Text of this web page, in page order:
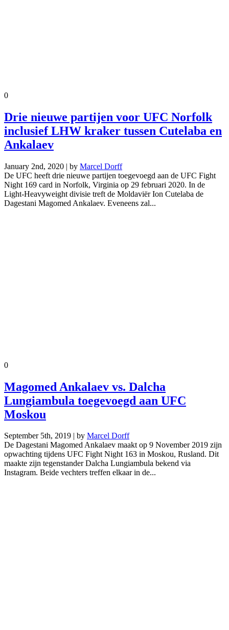
0
Drie nieuwe partijen voor UFC Norfolk
inclusief LHW kraker tussen Cutelaba en
Ankalaev
January 2nd, 2020 | by Marcel Dorff
De UFC heeft drie nieuwe partijen toegevoegd aan de UFC Fight
Night 169 card in Norfolk, Virginia op 29 februari 2020. In de
Light-Heavyweight divisie treft de Moldaviër Ion Cutelaba de
Dagestani Magomed Ankalaev. Eveneens zal...
0
Magomed Ankalaev vs. Dalcha
Lungiambula toegevoegd aan UFC
Moskou
September 5th, 2019 | by Marcel Dorff
De Dagestani Magomed Ankalaev maakt op 9 November 2019 zijn
opwachting tijdens UFC Fight Night 163 in Moskou, Rusland. Dit
maakte zijn tegenstander Dalcha Lungiambula bekend via
Instagram. Beide vechters treffen elkaar in de...